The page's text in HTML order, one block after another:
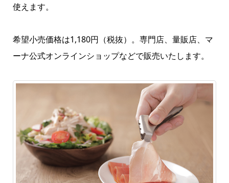
使えます。
希望小売価格は1,180円（税抜）。専門店、量販店、マ
ーナ公式オンラインショップなどで販売いたします。